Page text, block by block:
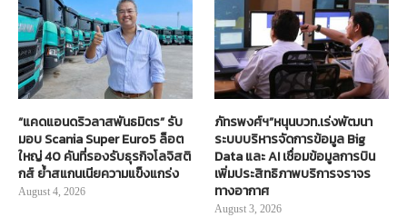
“แคดแอนดริวลาสพันธมิตร” รับ
มอบ Scania Super Euro5 ล็อต
ใหญ่ 40 คันที่รองรับธุรกิจโลจิสติ
กส์ ย้ำสแกนเนียความแข็งแกร่ง
August 4, 2026
ภัทรพงศ์ฯ”หนุนบวท.เร่งพัฒนา
ระบบบริหารจัดการข้อมูล Big
Data และ AI เชื่อมข้อมูลการบิน
เพิ่มประสิทธิภาพบริการจราจร
ทางอากาศ
August 3, 2026